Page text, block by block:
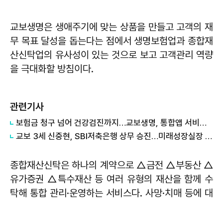
교보생명은 생애주기에 맞는 상품을 만들고 고객의 재
무 목표 달성을 돕는다는 점에서 생명보험업과 종합재
산신탁업의 유사성이 있는 것으로 보고 고객관리 역량
을 극대화할 방침이다.
관련기사
보험금 청구 넘어 건강검진까지…교보생명, 통합앱 서비스 확대
교보 3세 신중현, SBI저축은행 상무 승진…미래성장실장 맡는다
종합재산신탁은 하나의 계약으로 △금전 △부동산 △
유가증권 △특수재산 등 여러 유형의 재산을 함께 수
탁해 통합 관리·운영하는 서비스다. 사망·치매 등에 대